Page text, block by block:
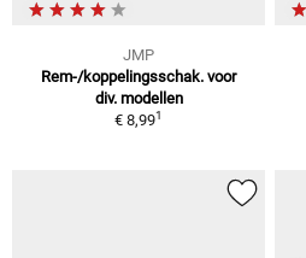
JMP
Rem-/koppelingsschak. voor
div. modellen
€ 8,991